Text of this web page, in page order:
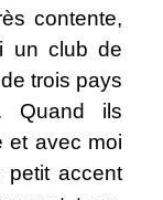
contente,
un club de
trois pays
Quand ils
et avec moi
accent